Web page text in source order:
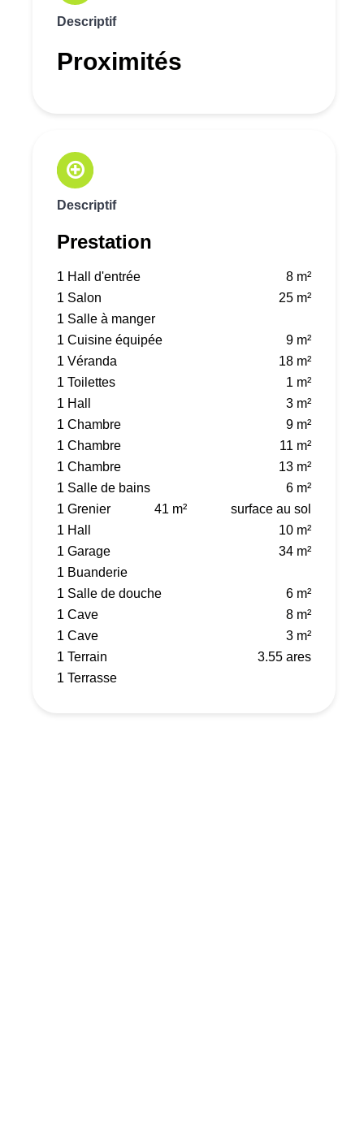
Descriptif
Proximités
Descriptif
Prestation
1 Hall d'entrée
8 m²
1 Salon
25 m²
1 Salle à manger
1 Cuisine équipée
9 m²
1 Véranda
18 m²
1 Toilettes
1 m²
1 Hall
3 m²
1 Chambre
9 m²
1 Chambre
11 m²
1 Chambre
13 m²
1 Salle de bains
6 m²
1 Grenier
41 m²
surface au sol
1 Hall
10 m²
1 Garage
34 m²
1 Buanderie
1 Salle de douche
6 m²
1 Cave
8 m²
1 Cave
3 m²
1 Terrain
3.55 ares
1 Terrasse